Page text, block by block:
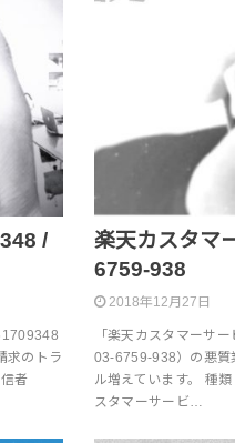
/
求のトラ
者
楽天カスタマ
6759-938
2018年12月27日
「楽天カスタマーサ
03-6759-938）の悪質
ル増えています。 種
スタマーサービ…